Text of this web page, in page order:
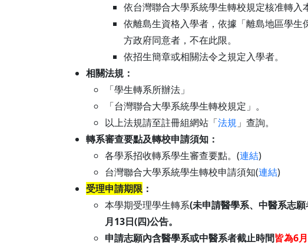
依台灣聯合大學系統學生轉校規定核准轉入
依離島生資格入學者，依據「離島地區學
方政府同意者，不在此限。
依招生簡章或相關法令之規定入學者。
相關法規：
「學生轉系所辦法」
「台灣聯合大學系統學生轉校規定」。
以上法規請至註冊組網站「法規 」查詢。
轉系審查要點及轉校申請須知：
各學系招收轉系學生審查要點。(連結)
台灣聯合大學系統學生轉校申請須知(連結)
受理申請期限 ：
本學期受理學生轉系(未申請醫學系、中醫系志願
月13日(四)公告。
申請志願內含醫學系或中醫系者截止時間皆為6